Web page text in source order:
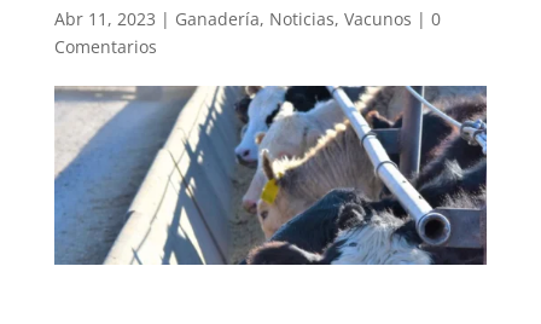
Abr 11, 2023 | Ganadería, Noticias, Vacunos | 0
Comentarios